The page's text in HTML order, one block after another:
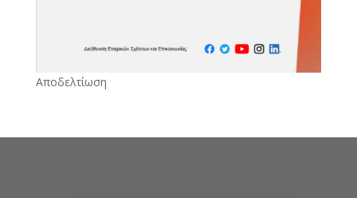
Αποδελτίωση